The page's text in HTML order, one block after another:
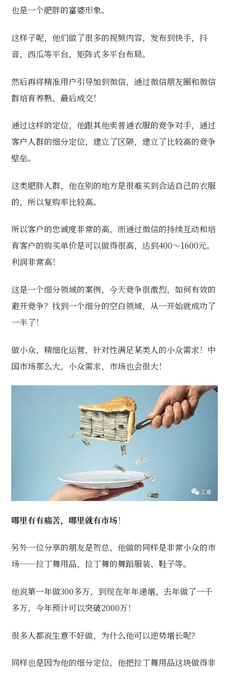
也是一个肥胖的富婆形象。
这样子呢，他们做了很多的视频内容，发布到快手，抖
音，西瓜等平台，矩阵式多平台布局。
然后再将精准用户引导加到微信，通过微信朋友圈和微信
群培育养熟、最后成交！
通过这样的定位，他跟其他卖普通衣服的竞争对手，通过
客户人群的细分定位，建立了区隔，建立了比较高的竞争
壁垒。
这类肥胖人群，他在别的地方是很难买到合适自己的衣服
的，所以复购率比较高。
所以客户的忠诚度非常的高，而通过微信的持续互动和培
育客户的购买单价是可以做得很高，达到400～1600元。
利润非常高！
这是一个细分领域的案例，今天竞争很激烈，如何有效的
避开竞争？找到一个细分的空白领域，从一开始就成功了
一半了！
做小众，精细化运营，针对性满足某类人的小众需求！中
国市场那么大，小众需求，市场也会很大！
哪里有有痛苦，哪里就有市场！
另外一位分享的朋友是贺总，他做的同样是非常小众的市
场——拉丁舞用品，拉丁舞的舞蹈服装、鞋子等。
他说第一年做300多万，到现在年年递增，去年做了一千
多万，今年预计可以突破2000万！
很多人都说生意不好做，为什么他可以逆势增长呢？
同样也是因为他的细分定位，他把拉丁舞用品这块做得非